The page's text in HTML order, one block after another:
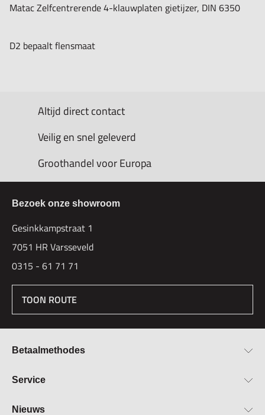
Matac Zelfcentrerende 4-klauwplaten gietijzer, DIN 6350
D2 bepaalt flensmaat
Altijd direct contact
Veilig en snel geleverd
Groothandel voor Europa
Bezoek onze showroom
Gesinkkampstraat 1
7051 HR Varsseveld
0315 - 61 71 71
TOON ROUTE
Betaalmethodes
Bestellen & Betalen
Service
Over Hogetex
Nieuws